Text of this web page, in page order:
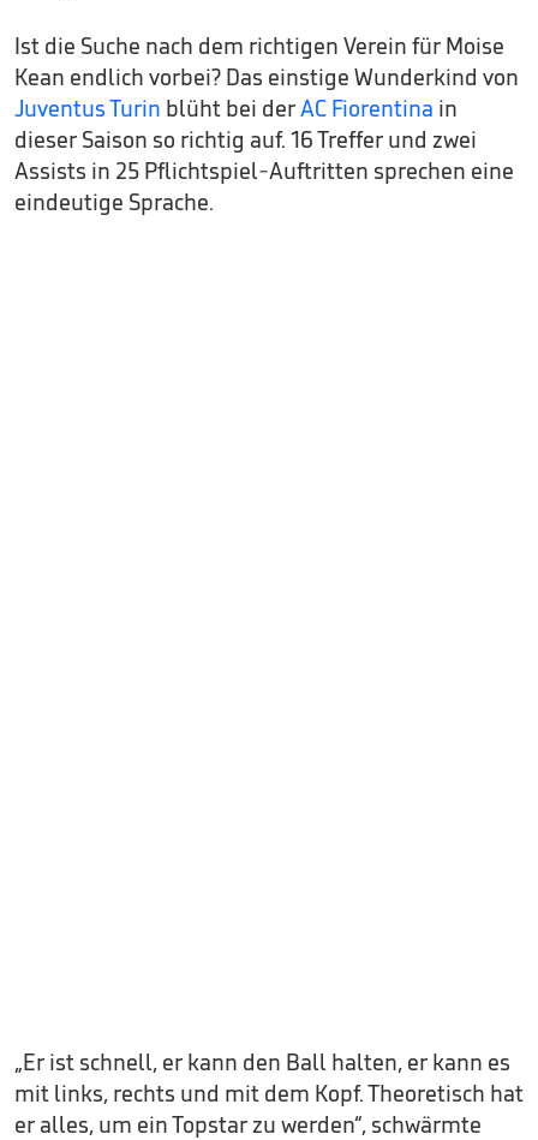
Ist die Suche nach dem richtigen Verein für Moise
Kean endlich vorbei? Das einstige Wunderkind von
Juventus Turin blüht bei derAC Fiorentina in
dieser Saison so richtig auf. 16 Treffer und zwei
Assists in 25 Pflichtspiel-Auftritten sprechen eine
eindeutige Sprache.
„Er ist schnell, er kann den Ball halten, er kann es
mit links, rechts und mit dem Kopf. Theoretisch hat
er alles, um ein Topstar zu werden“, schwärmte